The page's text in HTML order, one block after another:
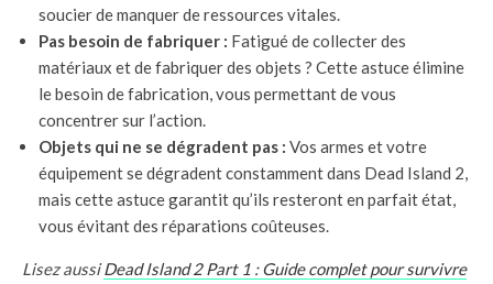
soucier de manquer de ressources vitales.
Pas besoin de fabriquer : Fatigué de collecter des
matériaux et de fabriquer des objets ? Cette astuce élimine
le besoin de fabrication, vous permettant de vous
concentrer sur l’action.
Objets qui ne se dégradent pas : Vos armes et votre
équipement se dégradent constamment dans Dead Island 2,
mais cette astuce garantit qu’ils resteront en parfait état,
vous évitant des réparations coûteuses.
Lisez aussiDead Island 2 Part 1 : Guide complet pour survivre